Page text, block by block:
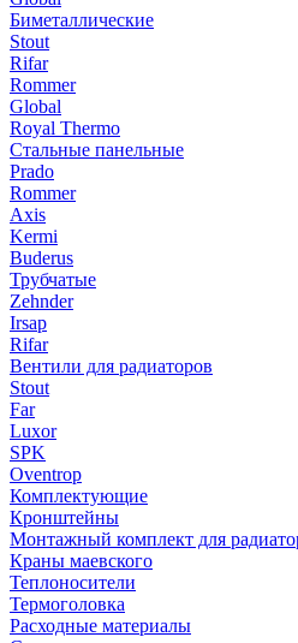
Биметаллические
Stout
Rifar
Rommer
Global
Royal Thermo
Стальные панельные
Prado
Rommer
Axis
Kermi
Buderus
Трубчатые
Zehnder
Irsap
Rifar
Вентили для радиаторов
Stout
Far
Luxor
SPK
Oventrop
Комплектующие
Кронштейны
Монтажный комплект для
Краны маевского
Теплоносители
Термоголовка
Расходные материалы